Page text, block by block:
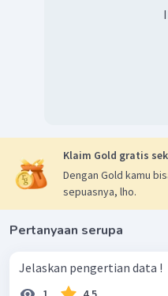
Klaim Gold gratis
Dengan Gold kamu
sepuasnya, lho.
Pertanyaan serupa
Jelaskan pengertian data !